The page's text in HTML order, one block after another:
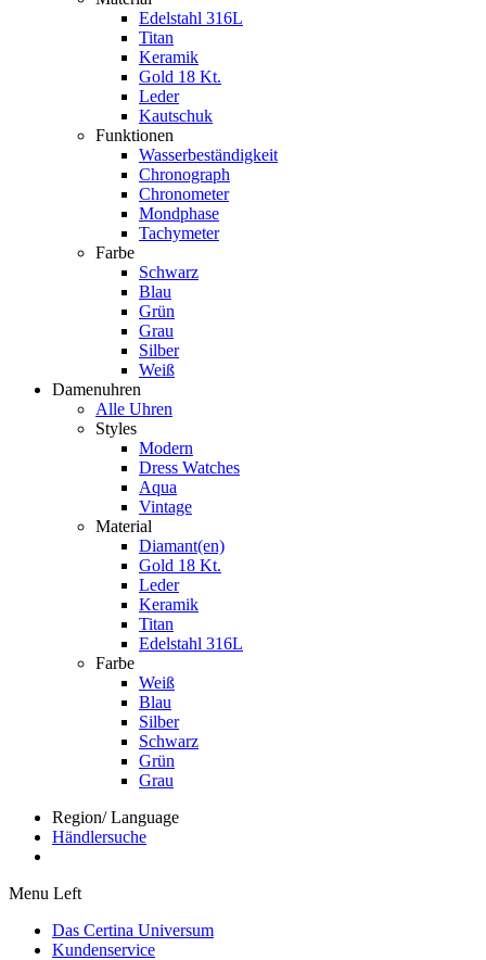
Edelstahl 316L
Titan
Keramik
Gold 18 Kt.
Leder
Kautschuk
Funktionen
Wasserbeständigkeit
Chronograph
Chronometer
Mondphase
Tachymeter
Farbe
Schwarz
Blau
Grün
Grau
Silber
Weiß
Damenuhren
Alle Uhren
Styles
Modern
Dress Watches
Aqua
Vintage
Material
Diamant(en)
Gold 18 Kt.
Leder
Keramik
Titan
Edelstahl 316L
Farbe
Weiß
Blau
Silber
Schwarz
Grün
Grau
Region/ Language
Händlersuche
Menu Left
Das Certina Universum
Kundenservice